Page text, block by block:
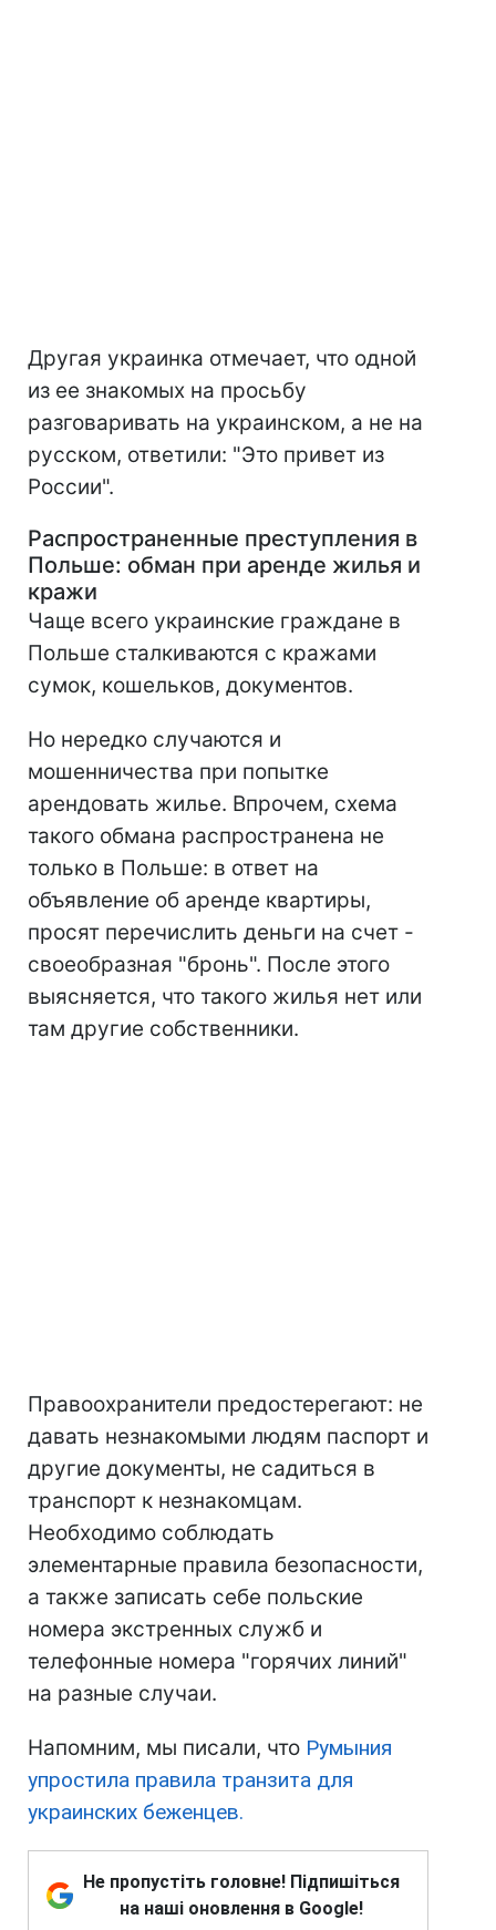
Другая украинка отмечает, что одной
из ее знакомых на просьбу
разговаривать на украинском, а не на
русском, ответили: "Это привет из
России".
Распространенные преступления в
Польше: обман при аренде жилья и
кражи
Чаще всего украинские граждане в
Польше сталкиваются с кражами
сумок, кошельков, документов.
Но нередко случаются и
мошенничества при попытке
арендовать жилье. Впрочем, схема
такого обмана распространена не
только в Польше: в ответ на
объявление об аренде квартиры,
просят перечислить деньги на счет -
своеобразная "бронь". После этого
выясняется, что такого жилья нет или
там другие собственники.
Правоохранители предостерегают: не
давать незнакомыми людям паспорт и
другие документы, не садиться в
транспорт к незнакомцам.
Необходимо соблюдать
элементарные правила безопасности,
а также записать себе польские
номера экстренных служб и
телефонные номера "горячих линий"
на разные случаи.
Напомним, мы писали, что Румыния
упростила правила транзита для
украинских беженцев.
Не пропустіть головне! Підпишіться
на наші оновлення в Google!